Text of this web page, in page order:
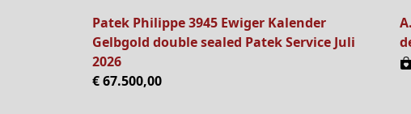
Patek Philippe 3945 Ewiger Kalender
Gelbgold double sealed Patek Service Juli
2026
€ 67.500,00